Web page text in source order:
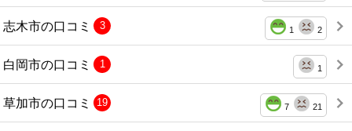
志木市の口コミ 1 2
3
白岡市の口コミ 1
1
草加市の口コミ 7 21
19